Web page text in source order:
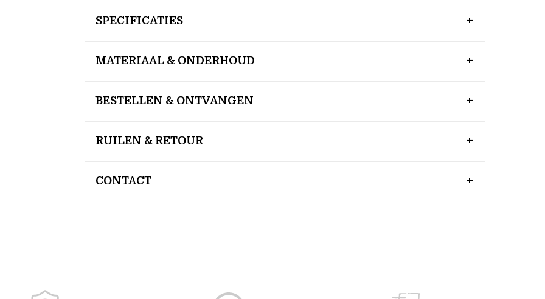
SPECIFICATIES
MATERIAAL & ONDERHOUD
BESTELLEN & ONTVANGEN
RUILEN & RETOUR
CONTACT